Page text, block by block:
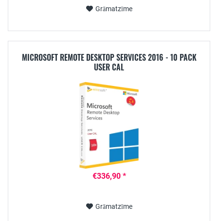
Grāmatzīme
MICROSOFT REMOTE DESKTOP SERVICES 2016 - 10 PACK
USER CAL
€336,90 *
Grāmatzīme